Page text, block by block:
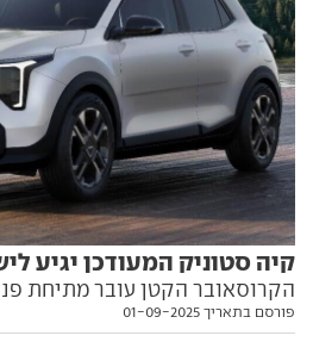
קיה סטוניק המעודכן יגיע
הקרוסאובר הקטן עובר מתיחת
אחרי שהוצג לראשונה. בתפריט:
פורסם בתאריך 01-09-2025